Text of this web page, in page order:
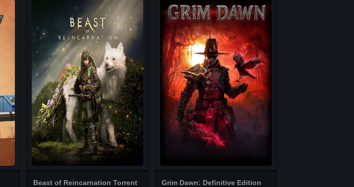
Beast of Reincarnation Torrent
Grim Dawn: Definitive Edition